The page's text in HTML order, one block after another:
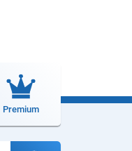
Premium